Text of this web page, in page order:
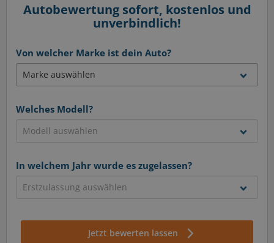
Autobewertung sofort, kostenlos und
unverbindlich!
Von welcher Marke ist dein Auto?
Welches Modell?
In welchem Jahr wurde es zugelassen?
Jetzt bewerten lassen